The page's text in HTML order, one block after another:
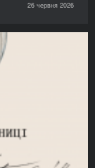
26 червня 2026